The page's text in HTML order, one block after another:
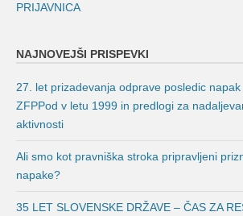
PRIJAVNICA
NAJNOVEJŠI PRISPEVKI
27. let prizadevanja odprave posledic
ZFPPod v letu 1999 in predlogi za
aktivnosti
Ali smo kot pravniška stroka pripravljeni
napake?
35 LET SLOVENSKE DRŽAVE – ČAS ZA